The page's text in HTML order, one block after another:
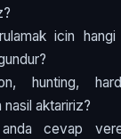
icin
hunting,
nasil aktaririz?
cevap